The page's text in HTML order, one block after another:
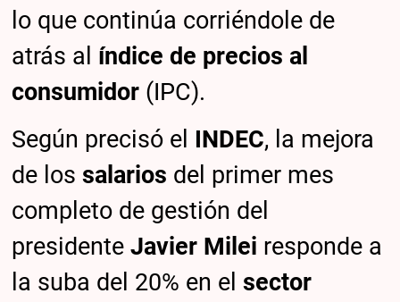
lo que continúa corriéndole de
atrás al índice de precios al
consumidor (IPC).
Según precisó el INDEC, la mejora
de lossalarios del primer mes
completo de gestión del
presidenteJavier Milei responde a
la suba del 20% en elsector